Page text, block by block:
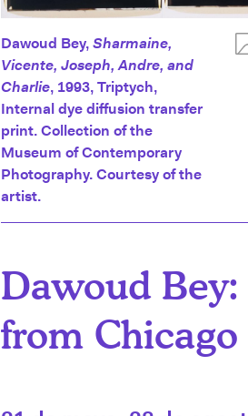
Dawoud Bey,Sharmaine,
Vicente, Joseph, Andre, and
Charlie, 1993, Triptych,
Internal dye diffusion transfer
print. Collection of the
Museum of Contemporary
Photography. Courtesy of the
artist.
Dawoud
from